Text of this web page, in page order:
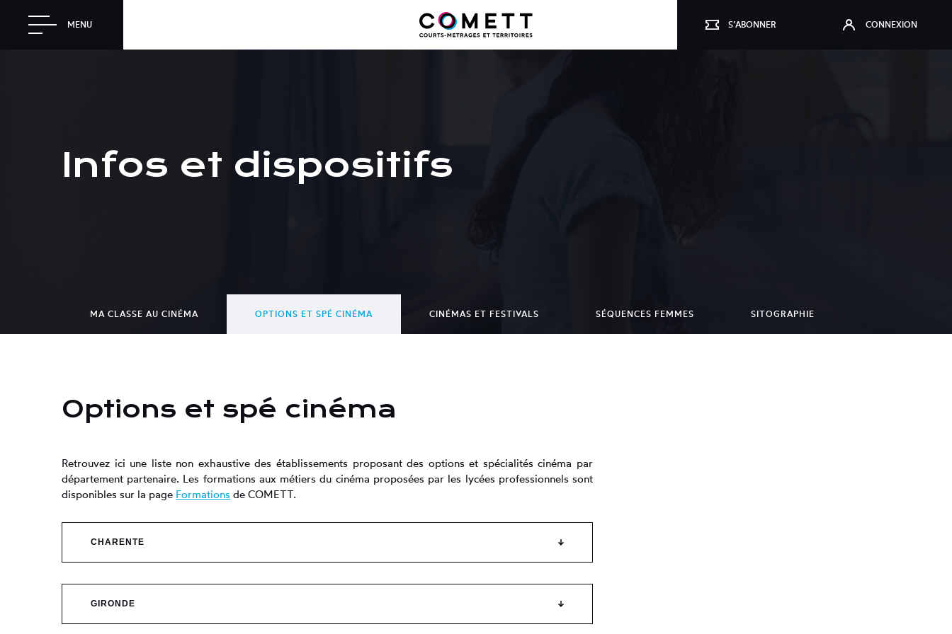
MENU S’ABONNER CONNEXION
Infos et dispositifs
MA CLASSE AU CINÉMA OPTIONS ET SPÉ CINÉMA CINÉMAS ET FESTIVALS SÉQUENCES FEMMES SITOGRAPHIE
Options et spé cinéma
Retrouvez ici une liste non exhaustive des établissements proposant des options et spécialités cinéma par
département partenaire. Les formations aux métiers du cinéma proposées par les lycées professionnels sont
disponibles sur la page Formations de COMETT.
CHARENTE
Lycée d’enseignement général et technologique
Lycée de l’Image et du Son à Angoulême (LISA) –Option cinéma audiovisuelouenseignement de
GIRONDE